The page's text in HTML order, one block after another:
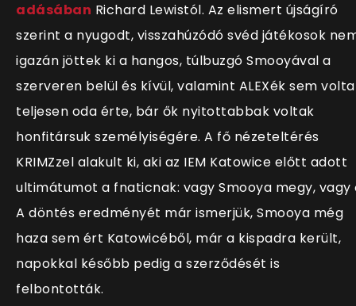
adásában Richard Lewistól. Az elismert újságíró
szerint a nyugodt, visszahúzódó svéd játékosok
igazán jöttek ki a hangos, túlbuzgó Smooyával a
szerveren belül és kívül, valamint ALEXék sem
teljesen oda érte, bár ők nyitottabbak voltak
honfitársuk személyiségére. A fő nézeteltérés
KRIMZzel alakult ki, aki az IEM Katowice előtt adott
ultimátumot a fnaticnak: vagy Smooya megy, vagy
A döntés eredményét már ismerjük, Smooya még
haza sem ért Katowicéből, már a kispadra került,
napokkal később pedig a szerződését is
felbontották.